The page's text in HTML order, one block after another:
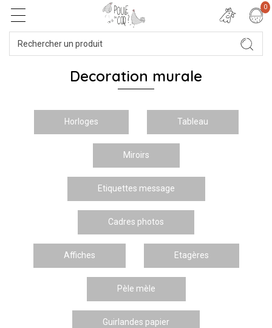
0
Decoration murale
Horloges Tableau
Miroirs
Etiquettes message
Cadres photos
Affiches Etagères
Pèle mèle
Guirlandes papier